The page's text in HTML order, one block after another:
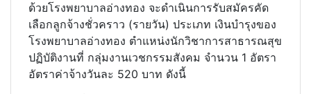
ด้วยโรงพยาบาลอ่างทอง จะดําเนินการรับสมัครคัด
เลือกลูกจ้างชั่วคราว (รายวัน) ประเภท เงินบํารุงของ
โรงพยาบาลอ่างทอง ตําแหน่งนักวิชาการสาธารณสุข
ปฏิบัติงานที่ กลุ่มงานเวชกรรมสังคม จํานวน 1 อัตรา
อัตราค่าจ้างวันละ 520 บาท ดังนี้